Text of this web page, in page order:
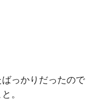
っかりだったので
。